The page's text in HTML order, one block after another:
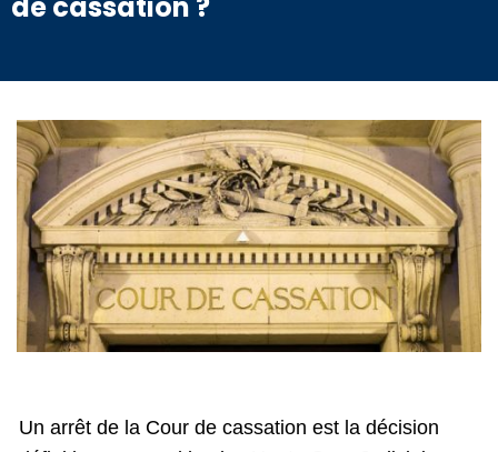
Un arrêt de la Cour de cassation est la décision